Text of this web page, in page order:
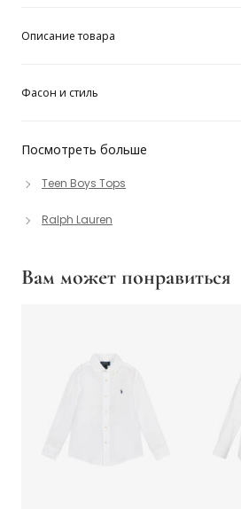
Посмотреть больше
Teen Boys Tops
Ralph Lauren
Описание товара
Фасон и стиль
Вам может понравиться